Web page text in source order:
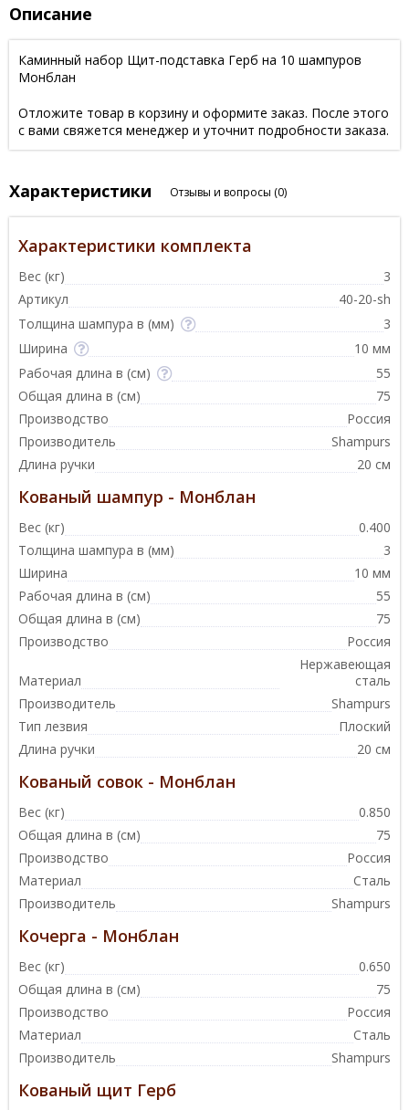
Описание
Каминный набор Щит-подставка Герб на 10 шампуров
Монблан
Отложите товар в корзину и оформите заказ. После этого
с вами свяжется менеджер и уточнит подробности заказа.
Характеристики Отзывы и вопросы (0)
Характеристики комплекта
Вес (кг)
3
Артикул
40-20-sh
Толщина шампура в (мм)
3
Ширина
10 мм
Рабочая длина в (см)
55
Общая длина в (см)
75
Производство
Россия
Производитель
Shampurs
Длина ручки
20 см
Кованый шампур - Монблан
Вес (кг)
0.400
Толщина шампура в (мм)
3
Ширина
10 мм
Рабочая длина в (см)
55
Общая длина в (см)
75
Производство
Россия
Материал
Нержавеющая
сталь
Производитель
Shampurs
Тип лезвия
Плоский
Длина ручки
20 см
Кованый совок - Монблан
Вес (кг)
0.850
Общая длина в (см)
75
Производство
Россия
Материал
Сталь
Производитель
Shampurs
Кочерга - Монблан
Вес (кг)
0.650
Общая длина в (см)
75
Производство
Россия
Материал
Сталь
Производитель
Shampurs
Кованый щит Герб